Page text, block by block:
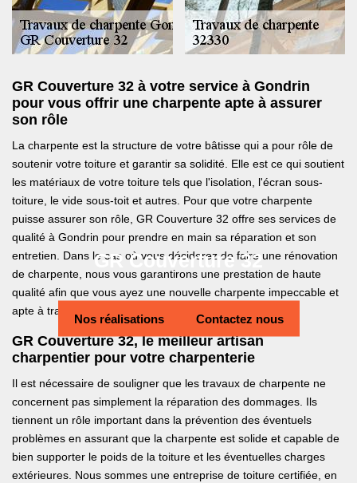
GR Couverture 32
Nos réalisations Contactez nous
GR Couverture 32 à votre service à Gondrin
pour vous offrir une charpente apte à assurer
son rôle
La charpente est la structure de votre bâtisse qui a pour rôle de
soutenir votre toiture et garantir sa solidité. Elle est ce qui soutient
les matériaux de votre toiture tels que l'isolation, l'écran sous-
toiture, le vide sous-toit et autres. Pour que votre charpente
puisse assurer son rôle, GR Couverture 32 offre ses services de
qualité à Gondrin pour prendre en main sa réparation et son
entretien. Dans le cas où vous déciderez de faire une rénovation
de charpente, nous vous garantirons une prestation de haute
qualité afin que vous ayez une nouvelle charpente impeccable et
apte à traverser le temps.
GR Couverture 32, le meilleur artisan
charpentier pour votre charpenterie
Il est nécessaire de souligner que les travaux de charpente ne
concernent pas simplement la réparation des dommages. Ils
tiennent un rôle important dans la prévention des éventuels
problèmes en assurant que la charpente est solide et capable de
bien supporter le poids de la toiture et les éventuelles charges
extérieures. Nous sommes une entreprise de toiture certifiée, en